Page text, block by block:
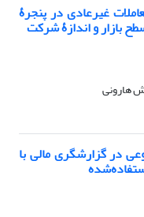
غیرعادی در پنجرۀ
بازار و اندازۀ شرکت
هارونی
در گزارشگری مالی با